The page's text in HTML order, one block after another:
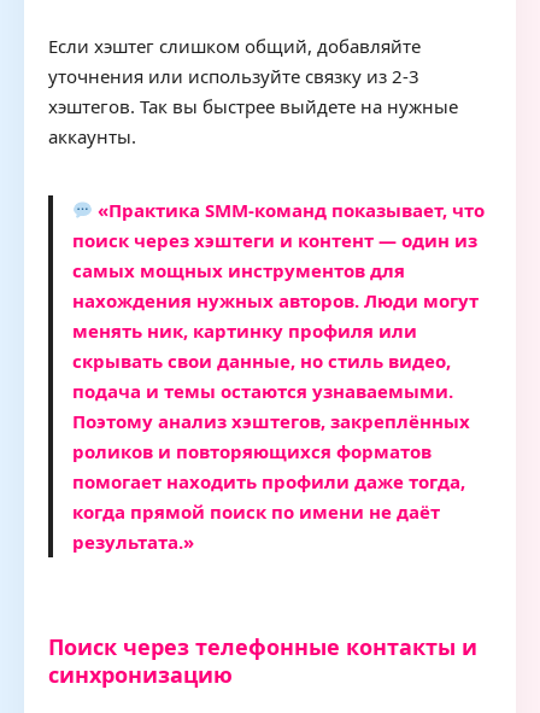
Если хэштег слишком общий, добавляйте
уточнения или используйте связку из 2-3
хэштегов. Так вы быстрее выйдете на нужные
аккаунты.
«Практика SMM-команд показывает, что
поиск через хэштеги и контент — один из
самых мощных инструментов для
нахождения нужных авторов. Люди могут
менять ник, картинку профиля или
скрывать свои данные, но стиль видео,
подача и темы остаются узнаваемыми.
Поэтому анализ хэштегов, закреплённых
роликов и повторяющихся форматов
помогает находить профили даже тогда,
когда прямой поиск по имени не даёт
результата.»
Поиск через телефонные контакты и
синхронизацию